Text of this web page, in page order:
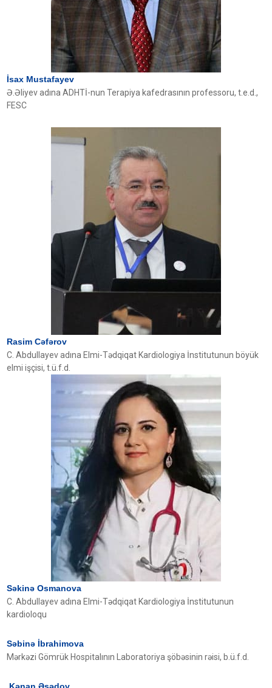
İsax Mustafayev
Ə.Əliyev adına ADHTİ-nun Terapiya kafedrasının professoru, t.e.d.,
FESC
Rasim Cəfərov
C. Abdullayev adına Elmi-Tədqiqat Kardiologiya İnstitutunun böyük
elmi işçisi, t.ü.f.d.
Səkinə Osmanova
C. Abdullayev adına Elmi-Tədqiqat Kardiologiya İnstitutunun
kardioloqu
Səbinə İbrahimova
Mərkəzi Gömrük Hospitalının Laboratoriya şöbəsinin rəisi, b.ü.f.d.